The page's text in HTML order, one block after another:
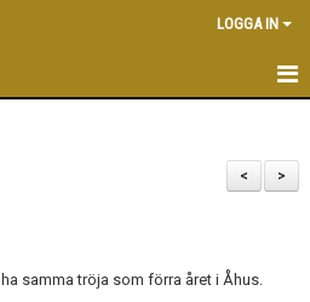
LOGGA IN
>
<
samma tröja som förra året i Åhus.